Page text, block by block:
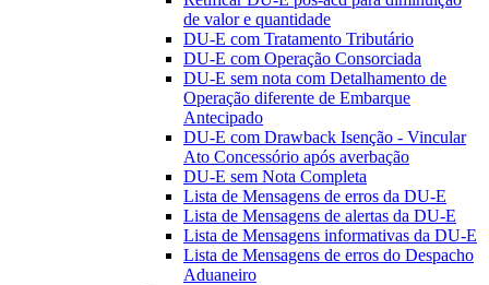
de valor e quantidade
DU-E com Tratamento Tributário
DU-E com Operação Consorciada
DU-E sem nota com Detalhamento de
Operação diferente de Embarque
Antecipado
DU-E com Drawback Isenção - Vincular
Ato Concessório após averbação
DU-E sem Nota Completa
Lista de Mensagens de erros da DU-E
Lista de Mensagens de alertas da DU-E
Lista de Mensagens informativas da DU-E
Lista de Mensagens de erros do Despacho
Aduaneiro